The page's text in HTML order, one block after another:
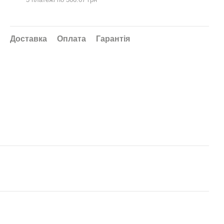
Доставка Оплата Гарантія
2 048 грн